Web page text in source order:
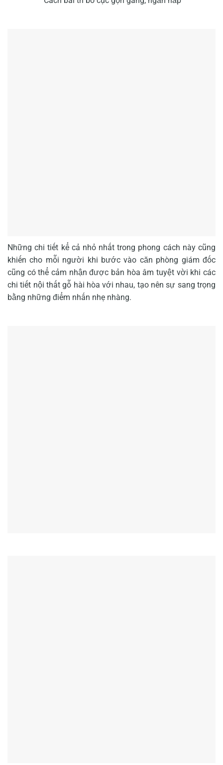
Những chi tiết kể cả nhỏ nhất trong phong cách này cũng
khiến cho mỗi người khi bước vào căn phòng giám đốc
cũng có thể cảm nhận được bản hòa âm tuyệt vời khi các
chi tiết nội thất gỗ hài hòa với nhau, tạo nên sự sang trọng
bằng những điểm nhấn nhẹ nhàng.